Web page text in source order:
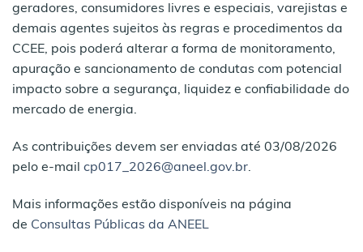
geradores, consumidores livres e especiais, varejistas e
demais agentes sujeitos às regras e procedimentos da
CCEE, pois poderá alterar a forma de monitoramento,
apuração e sancionamento de condutas com potencial
impacto sobre a segurança, liquidez e confiabilidade do
mercado de energia.
As contribuições devem ser enviadas até 03/08/2026
pelo e-mail cp017_2026@aneel.gov.br.
Mais informações estão disponíveis na página
de Consultas Públicas da ANEEL